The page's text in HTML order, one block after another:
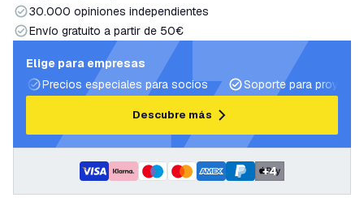
30.000 opiniones independientes
Envío gratuito a partir de 50€
Elige para empresas
Precios especiales para socios
Soporte para
Descubre más
+4